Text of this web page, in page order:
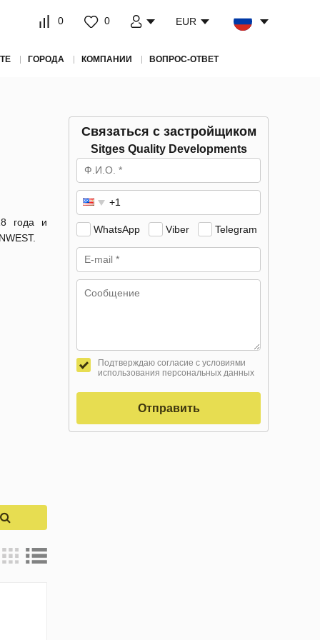
0 0 EUR
ГОРОДА КОМПАНИИ ВОПРОС-ОТВЕТ
года и
Связаться с застройщиком
Sitges Quality Developments
WhatsApp Viber Telegram
Подтверждаю согласие с условиями
использования персональных данных
Отправить